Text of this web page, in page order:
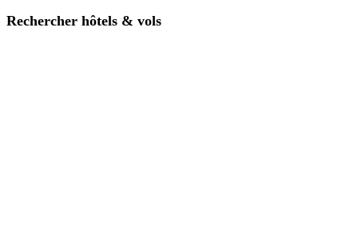
Rechercher hôtels & vols